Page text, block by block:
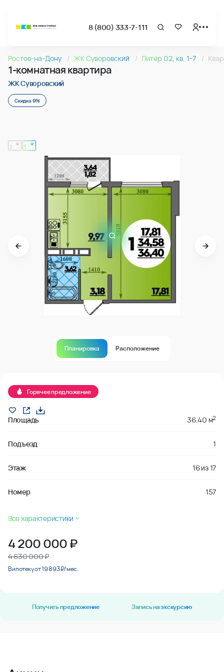
8 (800) 333-7-111
Квартира № 157 в ЖК Суворовский : подъезд 1, этаж 16,
1-комнатная квартира 36.40м2 в ЖК Суворовский, №157
1-комнатная квартира 36.40м2 в ЖК Суворовский, №157
Ростов-на-Дону ЖК Суворовский Литер 02, кв. 1-7
1-комнатная квартира
ЖК Суворовский
Скидка 9%
Планировка Расположение
Горячее предложение
Площадь 36.40 м2
Подъезд 1
Этаж 16из17
Номер 157
Все характеристики
4 200 000₽
4 630 000 ₽
В ипотеку от 19 893 ₽/мес.
Получить предложение Запись на экскурсию